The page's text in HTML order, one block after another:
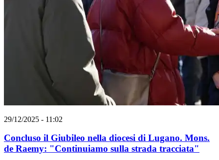
29/12/2025 - 11:02
Concluso il Giubileo nella diocesi di Lugano. Mons.
de Raemy: "Continuiamo sulla strada tracciata"